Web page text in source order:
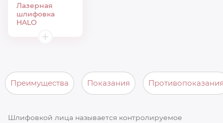
Лазерная
шлифовка
HALO
Преимущества Показания
Шлифовкой лица называется контролируемое